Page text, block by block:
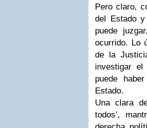
Pero claro,
del Estado
puede
ocurrido. Lo
de la
investigar
puede
Estado.
Una clara
todos’,